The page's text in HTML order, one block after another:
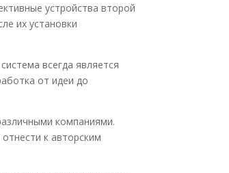
устройства второй
их установки
всегда является
от идеи до
компаниями.
к авторским